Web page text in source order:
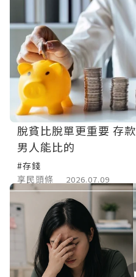
脫貧比脫單更重要 存
男人能比的
#存錢
享民頭條
2026.07.09